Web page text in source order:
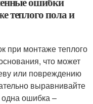
теплого пола и
при монтаже теплого
что может
или повреждению
выравнивайте
ошибка –